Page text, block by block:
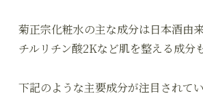
菊正宗化粧水の主な成分は日本酒由
チルリチン酸2Kなど肌を整える成分
下記のような主要成分が注目されてい